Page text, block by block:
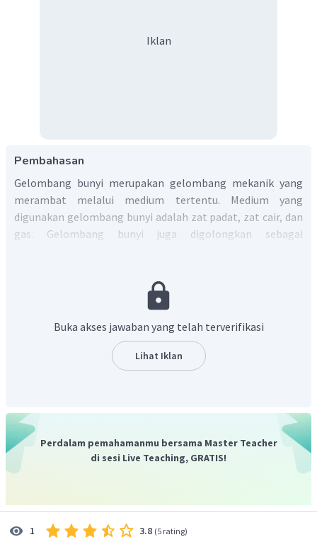
Iklan
Pembahasan
Gelombang bunyi merupakan gelombang mekanik yang
merambat melalui medium tertentu. Medium yang
digunakan gelombang bunyi adalah zat padat, zat cair, dan
gas. Gelombang bunyi juga digolongkan sebagai
Berdasarkan rentang frekuensinya, gelombang bunyi
dibedakan menjadi tiga, yaitu:
Infrasonik, gelombang bunyi yang memiliki frekuensi
Audiosonik, gelombang bunyi yang memiliki
sebagian besar hewan.
Ultrasonik, gelombang bunyi yang memiliki frekuensi
> 20.000 Hz. Hewan yang dapat mendengar
gelombang mekanik yang memerlukan medium untuk
perambatannya.
Buka akses jawaban yang telah terverifikasi
Lihat Iklan
Perdalam pemahamanmu bersama Master Teacher
di sesi Live Teaching, GRATIS!
1 3.8 (5 rating)